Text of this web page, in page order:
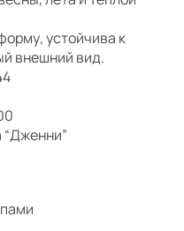
устойчива к
внешний вид.